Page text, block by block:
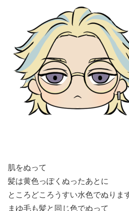
肌をぬって
髪は黄色っぽくぬったあとに
ところどころうすい水色でぬりま
まゆ毛も髪と同じ色でぬって